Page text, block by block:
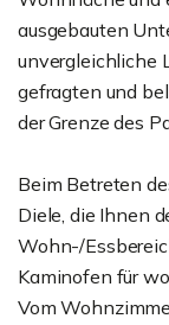
ausgebauten
unvergleichliche
gefragten und
der Grenze des
Beim Betreten
Diele, die Ihnen
Wohn-/
Kaminofen für
Vom